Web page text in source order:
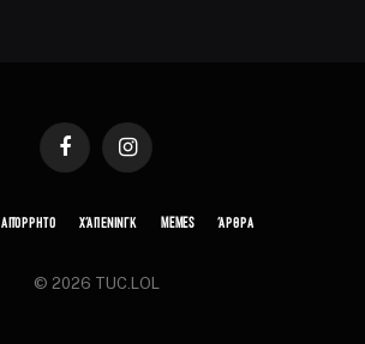
FacebookInstagram
ΑΠΌΡΡΗΤΟ ΧΆΠΕΝΙΝΓΚ MEMES ΆΡΘΡΑ
© 2026 TUC.LOL